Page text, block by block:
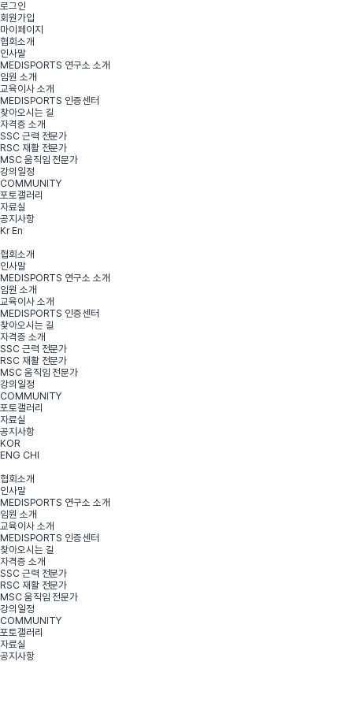
로그인
회원가입
마이페이지
협회소개
인사말
MEDISPORTS 연구소 소개
임원 소개
교육이사 소개
MEDISPORTS 인증센터
찾아오시는 길
자격증 소개
SSC 근력 전문가
RSC 재활 전문가
MSC 움직임 전문가
강의일정
COMMUNITY
포토갤러리
자료실
공지사항
Kr En
협회소개
인사말
MEDISPORTS 연구소 소개
임원 소개
교육이사 소개
MEDISPORTS 인증센터
찾아오시는 길
자격증 소개
SSC 근력 전문가
RSC 재활 전문가
MSC 움직임 전문가
강의일정
COMMUNITY
포토갤러리
자료실
공지사항
KOR
ENG CHI
협회소개
인사말
MEDISPORTS 연구소 소개
임원 소개
교육이사 소개
MEDISPORTS 인증센터
찾아오시는 길
자격증 소개
SSC 근력 전문가
RSC 재활 전문가
MSC 움직임 전문가
강의일정
COMMUNITY
포토갤러리
자료실
공지사항